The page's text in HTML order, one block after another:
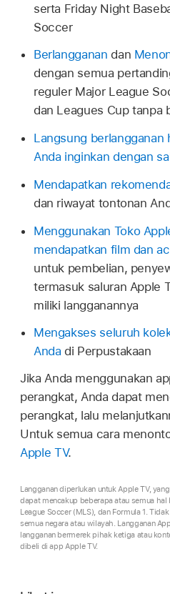
serta Friday Night
Soccer
Berlangganan dan
dengan semua
reguler Major League
dan Leagues Cup tanpa
Langsung berlangganan
Anda inginkan dengan
Mendapatkan
dan riwayat tontonan
Menggunakan Toko
mendapatkan film dan
untuk pembelian,
termasuk saluran Apple
miliki langganannya
Mengakses seluruh
Anda di Perpustakaan
Jika Anda menggunakan
perangkat, Anda dapat
perangkat, lalu
Untuk semua cara
Apple TV.
Langganan diperlukan untuk Apple TV,
dapat mencakup beberapa atau semua
League Soccer (MLS), dan Formula 1.
semua negara atau wilayah. Langganan
langganan bermerek pihak ketiga atau
dibeli di app Apple TV.